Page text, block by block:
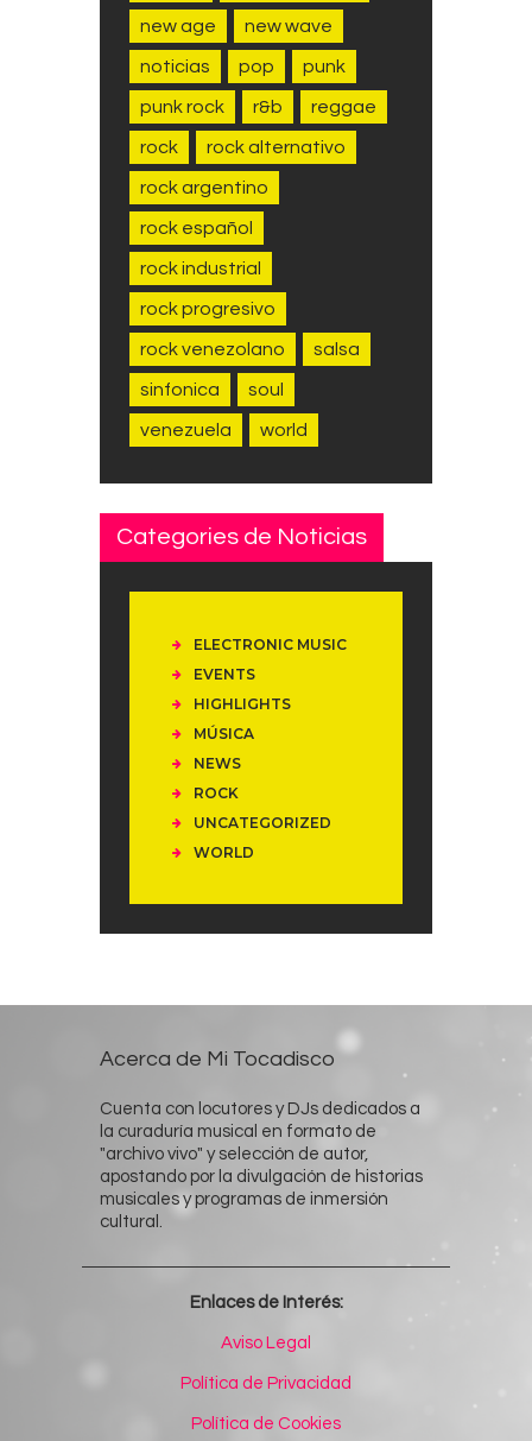
new age new wave
noticias pop punk
punk rock r&b reggae
rock rock alternativo
rock argentino
rock español
rock industrial
rock progresivo
rock venezolano salsa
sinfonica soul
venezuela world
Categories de Noticias
ELECTRONIC MUSIC
EVENTS
HIGHLIGHTS
MÚSICA
NEWS
ROCK
UNCATEGORIZED
WORLD
Acerca de Mi Tocadisco
Cuenta con locutores y DJs dedicados a
la curaduría musical en formato de
"archivo vivo" y selección de autor,
apostando por la divulgación de historias
musicales y programas de inmersión
cultural.
Enlaces de Interés:
Aviso Legal
Política de Privacidad
Política de Cookies